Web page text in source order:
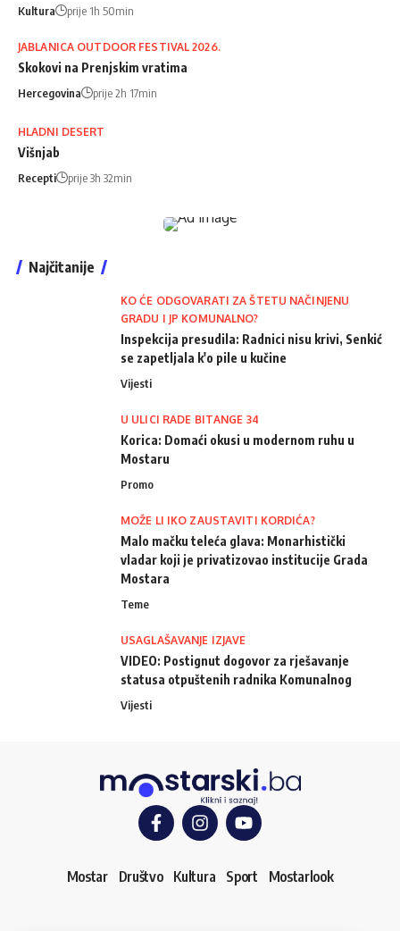
Kultura prije 1h 50min
JABLANICA OUTDOOR FESTIVAL 2026.
Skokovi na Prenjskim vratima
Hercegovina prije 2h 17min
HLADNI DESERT
Višnjab
Recepti prije 3h 32min
Najčitanije
KO ĆE ODGOVARATI ZA ŠTETU NAČINJENU
GRADU I JP KOMUNALNO?
Inspekcija presudila: Radnici nisu krivi, Senkić
se zapetljala k'o pile u kučine
Vijesti
U ULICI RADE BITANGE 34
Korica: Domaći okusi u modernom ruhu u
Mostaru
Promo
MOŽE LI IKO ZAUSTAVITI KORDIĆA?
Malo mačku teleća glava: Monarhistički
vladar koji je privatizovao institucije Grada
Mostara
Teme
USAGLAŠAVANJE IZJAVE
VIDEO: Postignut dogovor za rješavanje
statusa otpuštenih radnika Komunalnog
Vijesti
Mostar Društvo Kultura Sport Mostarlook